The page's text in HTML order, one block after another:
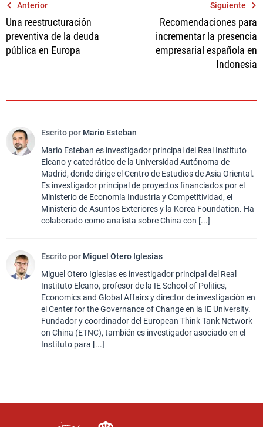
Navegación
de
entradas
Anterior
Una reestructuración
preventiva de la deuda
pública en Europa
Siguiente
Recomendaciones para
incrementar la presencia
empresarial española en
Indonesia
Escrito por Mario Esteban
Mario Esteban es investigador principal del Real Instituto
Elcano y catedrático de la Universidad Autónoma de
Madrid, donde dirige el Centro de Estudios de Asia Oriental.
Es investigador principal de proyectos financiados por el
Ministerio de Economía Industria y Competitividad, el
Ministerio de Asuntos Exteriores y la Korea Foundation. Ha
colaborado como analista sobre China con [...]
Escrito por Miguel Otero Iglesias
Miguel Otero Iglesias es investigador principal del Real
Instituto Elcano, profesor de la IE School of Politics,
Economics and Global Affairs y director de investigación en
el Center for the Governance of Change en la IE University.
Fundador y coordinador del European Think Tank Network
on China (ETNC), también es investigador asociado en el
Instituto para [...]